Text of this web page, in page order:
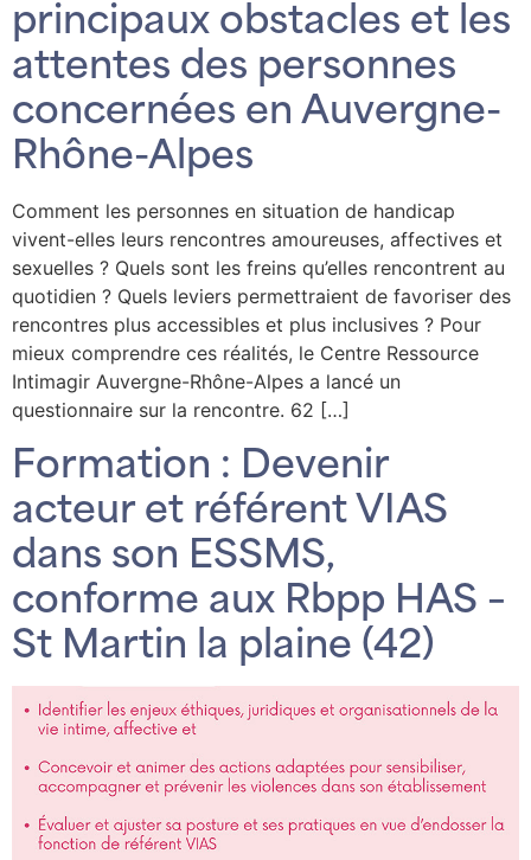
principaux obstacles et les
attentes des personnes
concernées en Auvergne-
Rhône-Alpes
Comment les personnes en situation de handicap
vivent-elles leurs rencontres amoureuses, affectives et
sexuelles ? Quels sont les freins qu’elles rencontrent au
quotidien ? Quels leviers permettraient de favoriser des
rencontres plus accessibles et plus inclusives ? Pour
mieux comprendre ces réalités, le Centre Ressource
Intimagir Auvergne-Rhône-Alpes a lancé un
questionnaire sur la rencontre. 62 […]
Formation : Devenir
acteur et référent VIAS
dans son ESSMS,
conforme aux Rbpp HAS –
St Martin la plaine (42)